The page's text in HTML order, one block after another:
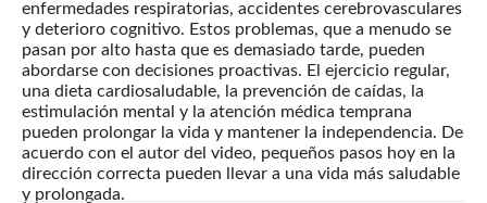
enfermedades respiratorias, accidentes cerebrovasculares
y deterioro cognitivo. Estos problemas, que a menudo se
pasan por alto hasta que es demasiado tarde, pueden
abordarse con decisiones proactivas. El ejercicio regular,
una dieta cardiosaludable, la prevención de caídas, la
estimulación mental y la atención médica temprana
pueden prolongar la vida y mantener la independencia. De
acuerdo con el autor del video, pequeños pasos hoy en la
dirección correcta pueden llevar a una vida más saludable
y prolongada.